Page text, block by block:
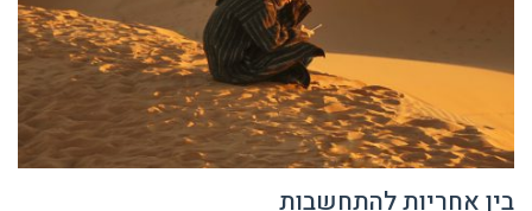
בין אחריות להתחשבות